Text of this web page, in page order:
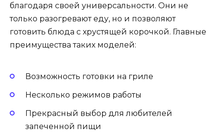
благодаря своей универсальности. Они не
только разогревают еду, но и позволяют
готовить блюда с хрустящей корочкой. Главные
преимущества таких моделей:
Возможность готовки на гриле
Несколько режимов работы
Прекрасный выбор для любителей
запеченной пищи